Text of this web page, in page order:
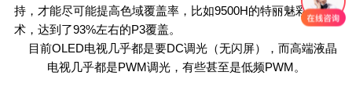
持，才能尽可能提高色域覆盖率，比如9500H的特丽魅彩技
术，达到了93%左右的P3覆盖。
目前OLED电视几乎都是要DC调光（无闪屏），而高端液晶
电视几乎都是PWM调光，有些甚至是低频PWM。